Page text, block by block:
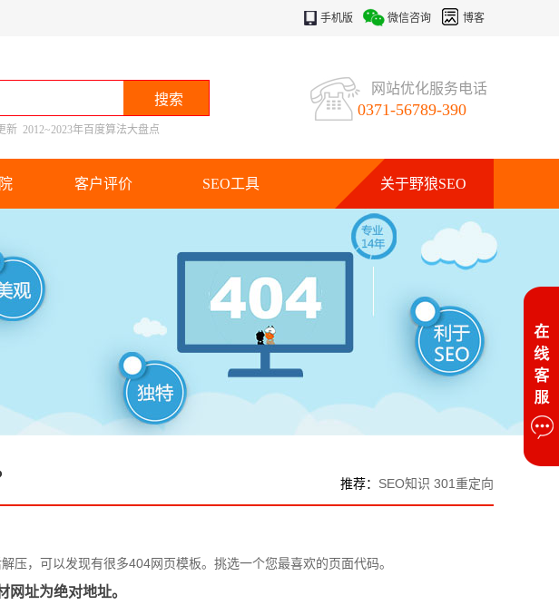
手机版 微信咨询 博客
新 2012~2023年百度算法大盘点
网站优化服务电话
0371-56789-390
客户评价 SEO工具 关于野狼SEO
推荐： SEO知识 301重定向
压，可以发现有很多404网页模板。挑选一个您最喜欢的页面代码。
网址为绝对地址。